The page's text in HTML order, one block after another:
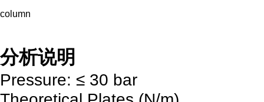
column
分析说明
Pressure: ≤ 30 bar